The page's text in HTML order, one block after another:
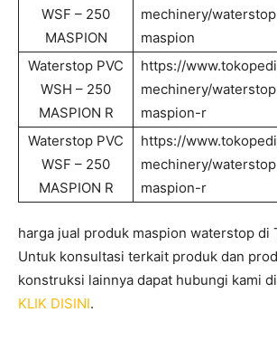
WSF – 250
MASPION
mechinery/
maspion
Waterstop PVC
WSH – 250
MASPION R
https://
mechinery/
maspion-r
Waterstop PVC
WSF – 250
MASPION R
https://
mechinery/
maspion-r
harga jual produk maspion waterstop di
Untuk konsultasi terkait produk dan
konstruksi lainnya dapat hubungi kami
KLIK DISINI.